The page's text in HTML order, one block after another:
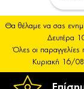
Θα θέλαμε να σας
Δευτέρα
Όλες οι
Κυριακή 16/